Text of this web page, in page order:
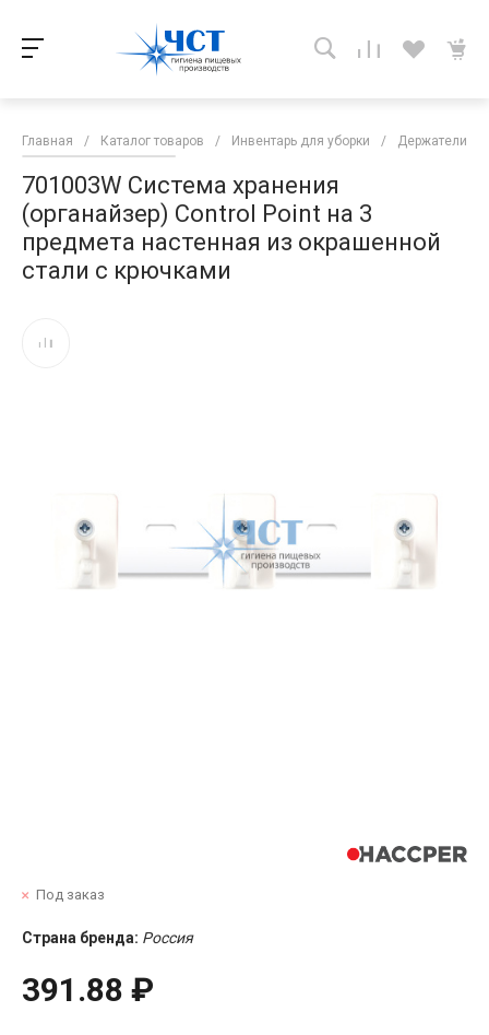
Главная / Каталог товаров / Инвентарь для уборки / Держатели
701003W Система хранения
(органайзер) Control Point на 3
предмета настенная из окрашенной
стали c крючками
Под заказ
Страна бренда: Россия
391.88 ₽